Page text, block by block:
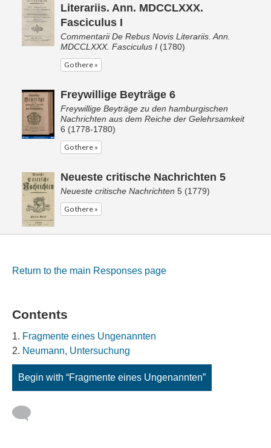
Literariis. Ann. MDCCLXXX.
Fasciculus I
Commentarii De Rebus Novis Literariis. Ann.
MDCCLXXX. Fasciculus I (1780)
Go there »
Freywillige Beyträge 6
Freywillige Beyträge zu den hamburgischen
Nachrichten aus dem Reiche der Gelehrsamkeit
6 (1778-1780)
Go there »
Neueste critische Nachrichten 5
Neueste critische Nachrichten 5 (1779)
Go there »
Return to the main Responses page
Contents
Fragmente eines Ungenannten
Neumann, Untersuchung
Begin with “Fragmente eines Ungenannten”